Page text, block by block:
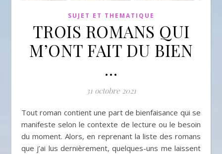
SUJET ET THEMATIQUE
TROIS ROMANS QUI
M’ONT FAIT DU BIEN
…
31 octobre 2021
Tout roman contient une part de bienfaisance qui se
manifeste selon le contexte de lecture ou le besoin
du moment. Alors, en reprenant la liste des romans
que j’ai lus dernièrement, quelques-uns me laissent